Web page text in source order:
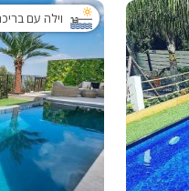
וילה עם